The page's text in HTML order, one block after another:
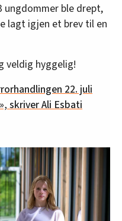
ungdommer ble drept,
lagt igjen et brev til en
veldig hyggelig!
22. juli
skriver Ali Esbati